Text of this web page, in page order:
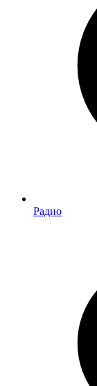
Радио